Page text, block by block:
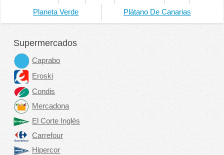
Planeta Verde Plátano De Canarias
Supermercados
Caprabo
Eroski
Condis
Mercadona
El Corte Inglés
Carrefour
Hipercor